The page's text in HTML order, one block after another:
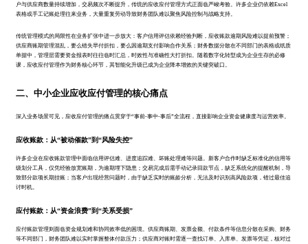
户与供应商数量持续增加，交易频次不断提升，传统的应收应付管理方式正面临严峻考验。许多企业仍依赖Excel
表格或手工记账处理往来业务，大量重复劳动导致财务团队难以聚焦风险控制与战略支持。
传统管理模式的局限性在业务扩张中进一步放大：客户信用评估依赖经验判断，应收账款逾期风险难以提前预警；
供应商账期管理混乱，要么错失早付折扣，要么因逾期支付影响合作关系；财务数据分散在不同部门的表格或纸质
单据中，管理层需要资金报表时往往临时汇总，时效性与准确性大打折扣。随着数字化转型成为企业生存的必修
课，应收应付管理作为财务核心环节，其智能化升级已成为企业降本增效的关键突破口。
二、中小企业应收应付管理的核心痛点
深入业务场景可见，应收应付管理的痛点贯穿于“事前‑事中‑事后”全流程，直接影响企业资金健康度与运营效率。
应收账款：从“被动催款”到“风险失控”
许多企业在应收账款管理中面临信用评估难、进度追踪难、坏账处理难等问题。新客户合作时缺乏标准化的信用等
级划分工具，仅凭经验放宽账期，为逾期埋下隐患；交易完成后需手动记录回款节点，缺乏系统化的提醒机制，导
致部分款项长期挂账；当客户出现经营问题时，由于缺乏实时的账龄分析，无法及时识别高风险款项，错过最佳追
讨时机。
应付账款：从“资金浪费”到“关系受损”
应付账款管理则面临资金规划难和协同效率低的困境。供应商账期、发票金额、付款条件等信息分散在采购、财务
等不同部门，财务团队难以实时掌握整体付款压力；供应商对账时需逐一查找订单、入库单、发票等凭证，核对过